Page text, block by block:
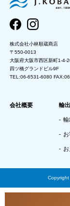
株式会社小林順蔵商店
〒550-0013
大阪府大阪市西区新町1-4-
四ツ橋グランドビル9F
TEL:06-6531-6080
会社概要 輸